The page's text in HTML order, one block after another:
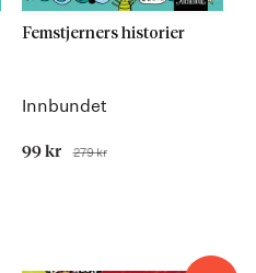
Femstjerners historier
Innbundet
Tilbudspris
99 kr Før
279 kr